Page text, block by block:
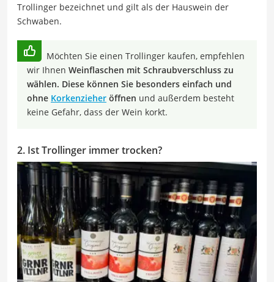
Trollinger bezeichnet und gilt als der Hauswein der
Schwaben.
Möchten Sie einen Trollinger kaufen, empfehlen
wir Ihnen Weinflaschen mit Schraubverschluss zu
wählen. Diese können Sie besonders einfach und
ohne Korkenzieher öffnen und außerdem besteht
keine Gefahr, dass der Wein korkt.
2. Ist Trollinger immer trocken?